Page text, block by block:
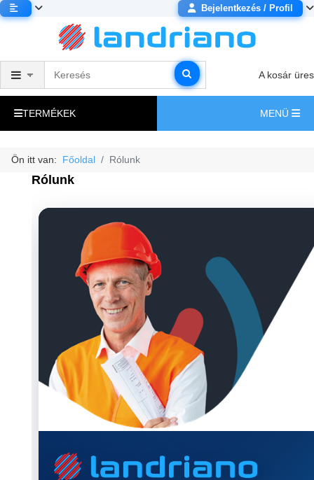
Bejelentkezés / Profil
A kosár üres
TERMÉKEK MENÜ
Ön itt van: Főoldal Rólunk
Rólunk